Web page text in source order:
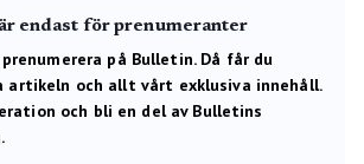
endast för prenumeranter
på Bulletin. Då får du
och allt vårt exklusiva innehåll.
och bli en del av Bulletins